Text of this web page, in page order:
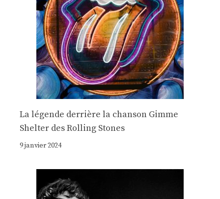
La légende derrière la chanson Gimme
Shelter des Rolling Stones
9 janvier 2024